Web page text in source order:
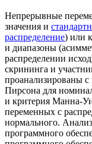
Непрерывные
значения и
распределение) или
и диапазоны
распределении
скрининга и
проанализированы с
Пирсона для
и критерия Манна-
переменных с
нормального.
программного